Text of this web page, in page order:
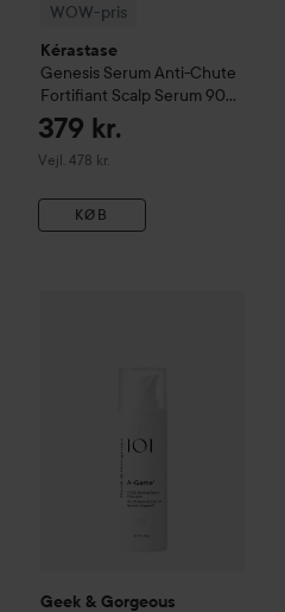
WOW-pris
Kérastase
Genesis Serum Anti-Chute
Fortifiant Scalp Serum90
ml
379 kr.
Vejl. 478 kr.
Vejledende pris 478 kr.
KØB
Geek & Gorgeous